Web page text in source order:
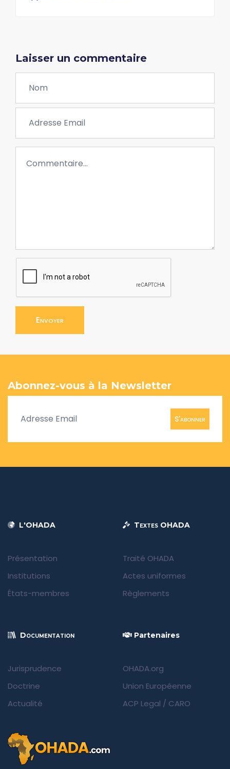
Laisser un commentaire
Envoyer
Abonnez-vous à la Newsletter
S'abonner
L'OHADA
Présentation
Institutions
États-membres
Textes OHADA
Traité OHADA
Actes uniformes
Règlements
Documentation
Jurisprudence
Doctrine
Actualité
Partenaires
OHADA.org
Union Européenne
ACP Legal / CARO